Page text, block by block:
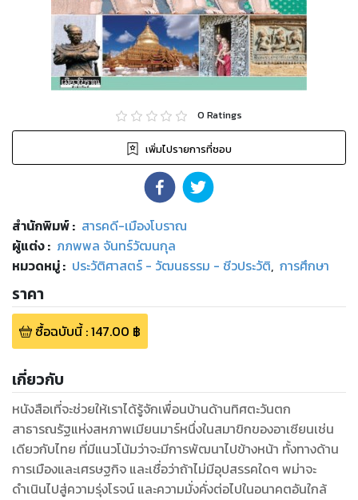
0 Ratings
เพิ่มไปรายการที่ชอบ
สำนักพิมพ์: สารคดี-เมืองโบราณ
ผู้แต่ง : ภภพพล จันทร์วัฒนกุล
หมวดหมู่: ประวัติศาสตร์ - วัฒนธรรม - ชีวประวัติ, การศึกษา
ราคา
ซื้อฉบับนี้:147.00 ฿
เกี่ยวกับ
หนังสือเที่จะช่วยให้เราได้รู้จักเพื่อนบ้านด้านทิศตะวันตก
สาธารณรัฐแห่งสหภาพเมียนมาร์หนึ่งในสมาขิกของอาเซียนเช่น
เดียวกับไทย ที่มีแนวโน้มว่าจะมีการพัฒนาไปข้างหน้า ทั้งทางด้าน
การเมืองและเศรษฐกิจ และเชื่อว่าถ้าไม่มีอุปสรรคใดๆ พม่าจะ
ดำเนินไปสู่ความรุ่งโรจน์ และความมั่งคั่งต่อไปในอนาคตอันใกล้